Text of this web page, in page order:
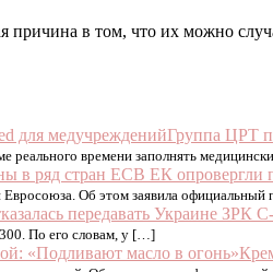
причина в том, что их можно
Группа ЦРТ
времени заполнять
В ЕК опровергли
Евросоюза. Об этом заявила
передавать Украине ЗРК
По его словам, у […]